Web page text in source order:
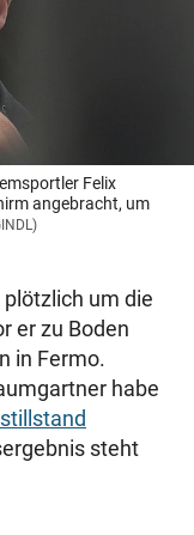
Felix
angebracht, um
um die
er zu Boden
in Fermo.
habe
steht